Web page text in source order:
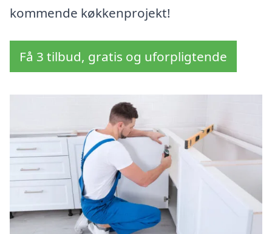
kommende køkkenprojekt!
Få 3 tilbud, gratis og uforpligtende